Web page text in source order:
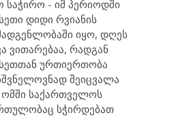
საჭირო - იმ პერიოდში
დიდი რვიანის
იყო, დღეს
ვითარებაა, რადგან
ურთიერთობა
შეიცვალა
საქართველოს
სჭირდებათ